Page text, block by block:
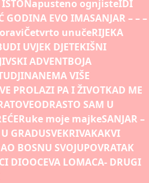
Napusteno ognjisteIDI
GODINA EVO IMASANJAR – – –
Četvrto unučeRIJEKA
UVJEK DJETEKIŠNI
ADVENTBOJA
NEMA VIŠE
PROLAZI PA I ŽIVOTKAD ME
ODRASTO SAM U
Ruke moje majkeSANJAR –
GRADUSVEKRIVAKAKVI
BOSNU SVOJUPOVRATAK
DIOOCEVA LOMACA- DRUGI